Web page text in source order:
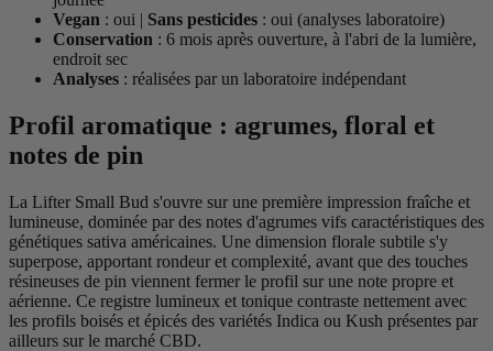
Vegan : oui | Sans pesticides : oui (analyses laboratoire)
Conservation : 6 mois après ouverture, à l'abri de la lumière,
endroit sec
Analyses : réalisées par un laboratoire indépendant
Profil aromatique : agrumes, floral et
notes de pin
La Lifter Small Bud s'ouvre sur une première impression fraîche et
lumineuse, dominée par des notes d'agrumes vifs caractéristiques des
génétiques sativa américaines. Une dimension florale subtile s'y
superpose, apportant rondeur et complexité, avant que des touches
résineuses de pin viennent fermer le profil sur une note propre et
aérienne. Ce registre lumineux et tonique contraste nettement avec
les profils boisés et épicés des variétés Indica ou Kush présentes par
ailleurs sur le marché CBD.